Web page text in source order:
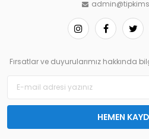
Fırsatlar ve duyurularımız hakkında
HEMEN